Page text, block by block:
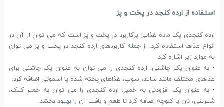
استفاده از ارده کنجد در پخت و پز
ارده کنجدی یک ماده غذایی پرکاربرد در پخت و پز است که می توان از آن در
انواع غذاها استفاده کرد. از جمله کاربردهای ارده کنجد در پخت و پز می توان
به موارد زیر اشاره کرد:
• به عنوان یک چاشنی: ارده کنجدی را می توان به عنوان یک چاشنی برای
غذاهای مختلف مانند سالاد، سوپ، غذاهای پخته شده یا اسموتی اضافه کرد.
• به عنوان یک افزودنی به خمیر: ارده کنجدی را می توان به خمیر کیک،
شیرینی، نان یا کلوچه اضافه کرد تا طعم و بافت آن را بهبود بخشد.